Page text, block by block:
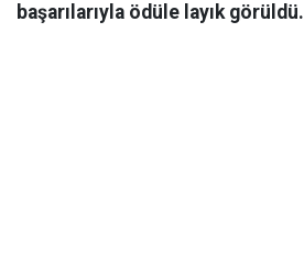
başarılarıyla ödüle layık görüldü.